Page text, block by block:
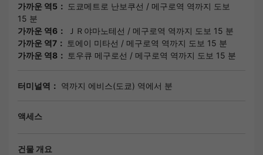
가까운 역5： 도쿄메트로 난보쿠선 / 메구로역 역까지 도보
15 분
가까운 역6：
ＪＲ야마노테선 / 메구로역 역까지 도보 15 분
가까운 역7： 토에이 미타선 / 메구로역 역까지 도보 15 분
가까운 역8： 토우큐 메구로선 / 메구로역 역까지 도보 15 분
터미널역： 역까지 에비스(도쿄) 역에서 분
액세스
건물 개요